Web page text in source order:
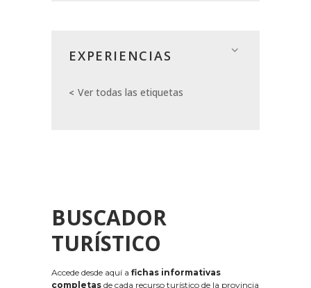
EXPERIENCIAS
Ver todas las etiquetas
BUSCADOR
TURÍSTICO
Accede desde aquí a fichas informativas
completas de cada recurso turístico de la provincia